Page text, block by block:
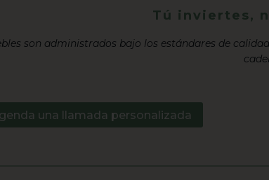
Tú inviertes,
son administrados bajo los estándares de
una llamada personalizada